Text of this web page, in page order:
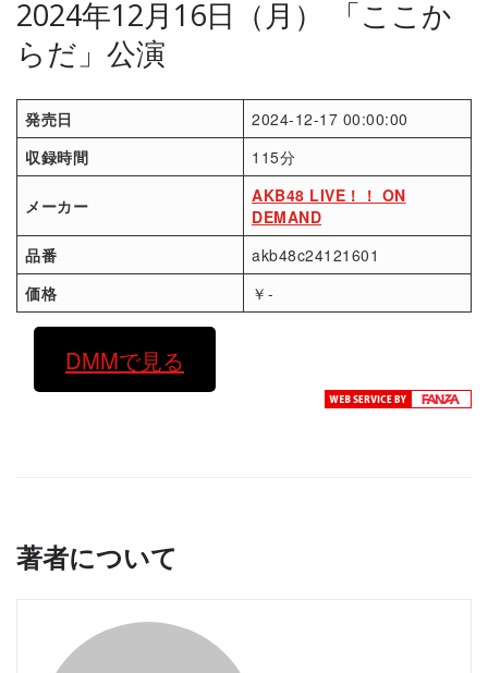
2024年12月16日（月） 「ここか
らだ」公演
発売日
2024-12-17 00:00:00
収録時間
115分
メーカー
AKB48 LIVE！！ ON
DEMAND
品番
akb48c24121601
価格
￥-
DMMで見る
著者について